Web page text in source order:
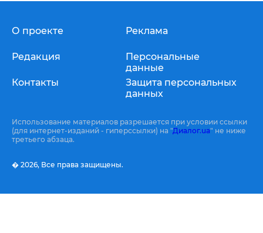
О проекте
Редакция
Контакты
Реклама
Персональные
данные
Защита персональных
данных
Использование материалов разрешается при условии ссылки
(для интернет-изданий - гиперссылки) на "Диалог.ua" не ниже
третьего абзаца.
� 2026, Все права защищены.